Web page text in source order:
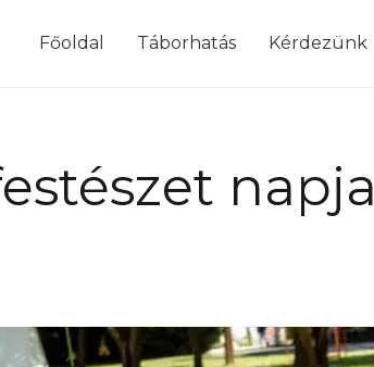
Főoldal Táborhatás Kérdezünk
napja